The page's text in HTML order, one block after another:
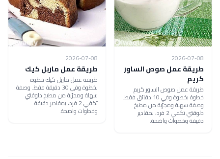
2026-07-08
طريقة عمل صوص الساور
كريم
طريقة عمل صوص الساور كريم
خطوة بخطوة وفي 10 دقائق فقط.
وصفة سهلة ومجرّبة من مطبخ
دلوقتي تكفي 2 فرد، بمقادير
دقيقة وخطوات واضحة.
2026-07-08
طريقة عمل ماربل كيك
طريقة عمل ماربل كيك خطوة
بخطوة وفي 30 دقيقة فقط. وصفة
سهلة ومجرّبة من مطبخ دلوقتي
تكفي 2 فرد، بمقادير دقيقة
وخطوات واضحة.